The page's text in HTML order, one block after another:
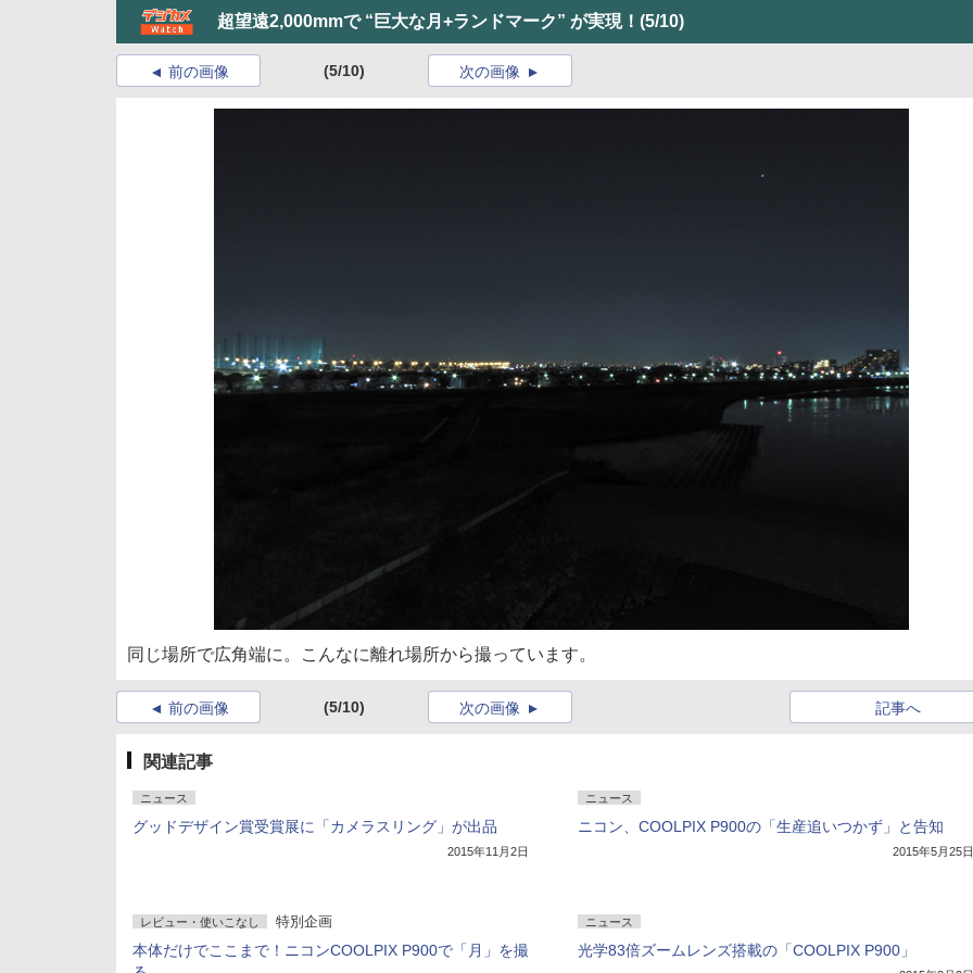
超望遠2,000mmで “巨大な月+ランドマーク” が実現！ (5/10)
前の画像 (5/10) 次の画像
同じ場所で広角端に。こんなに離れ場所から撮っています。
前の画像 (5/10) 記事へ
次の画像
関連記事
ニュース
グッドデザイン賞受賞展に「カメラスリング」が出品
2015年11月2日
ニュース
ニコン、COOLPIX P900の「生産追いつかず」と告知
2015年5月25日
レビュー・使いこなし 特別企画
本体だけでここまで！ニコンCOOLPIX P900で「月」を撮
ニュース
光学83倍ズームレンズ搭載の「COOLPIX P900」